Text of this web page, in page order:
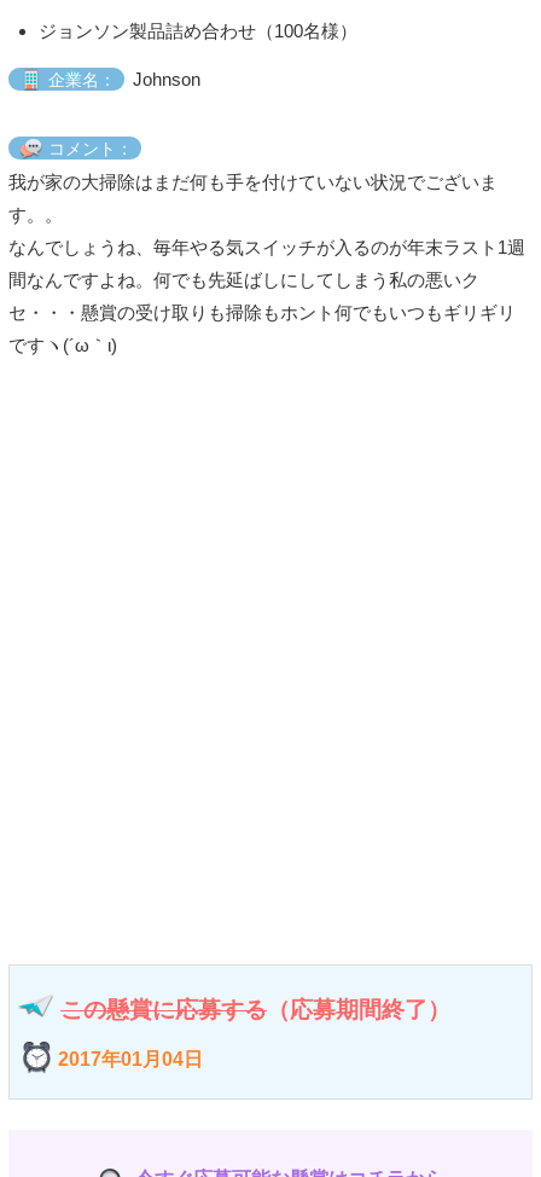
ジョンソン製品詰め合わせ（100名様）
企業名： Johnson
コメント：
我が家の大掃除はまだ何も手を付けていない状況でございま
す。。
なんでしょうね、毎年やる気スイッチが入るのが年末ラスト1週
間なんですよね。何でも先延ばしにしてしまう私の悪いク
セ・・・懸賞の受け取りも掃除もホント何でもいつもギリギリ
ですヽ(´ω｀ι)
この懸賞に応募する （応募期間終了）
2017年01月04日